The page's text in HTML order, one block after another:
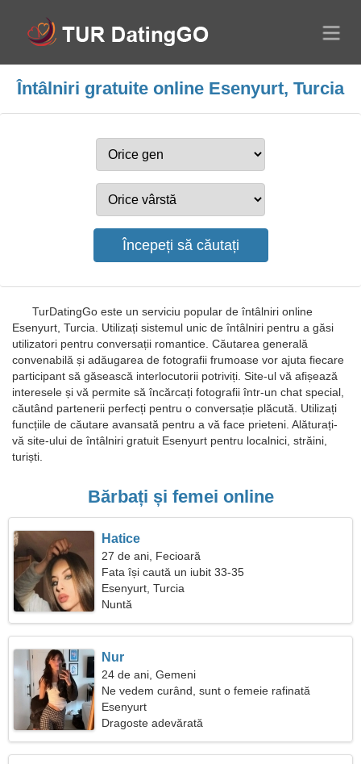
Întâlniri gratuite online Esenyurt, Turcia
TurDatingGo este un serviciu popular de întâlniri online
Esenyurt, Turcia. Utilizați sistemul unic de întâlniri pentru a găsi
utilizatori pentru conversații romantice. Căutarea generală
convenabilă și adăugarea de fotografii frumoase vor ajuta fiecare
participant să găsească interlocutorii potriviți. Site-ul vă afișează
interesele și vă permite să încărcați fotografii într-un chat special,
căutând partenerii perfecți pentru o conversație plăcută. Utilizați
funcțiile de căutare avansată pentru a vă face prieteni. Alăturați-
vă site-ului de întâlniri gratuit Esenyurt pentru localnici, străini,
turiști.
Bărbați și femei online
Hatice
27 de ani, Fecioară
Fata își caută un iubit 33-35
Esenyurt, Turcia
Nuntă
Nur
24 de ani, Gemeni
Ne vedem curând, sunt o femeie rafinată
Esenyurt
Dragoste adevărată